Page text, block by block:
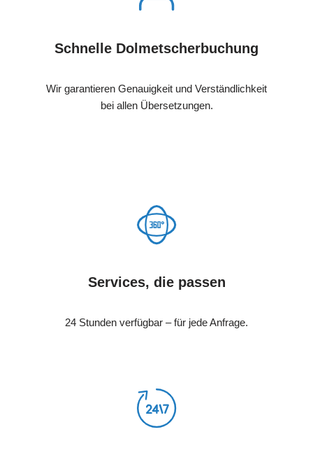
Schnelle Dolmetscherbuchung
Wir garantieren Genauigkeit und Verständlichkeit
bei allen Übersetzungen.
Services, die passen
24 Stunden verfügbar – für jede Anfrage.